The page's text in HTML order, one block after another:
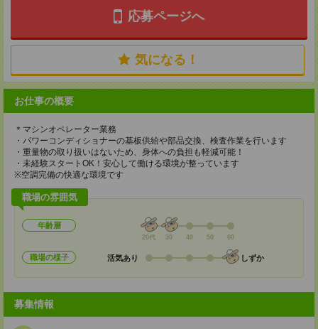
応募ページへ
気になる！
お仕事の概要
＊マシンオペレーター業務
・パワーコンディショナーの基板供給や部品交換、検査作業を行います
・重量物の取り扱いはないため、身体への負担も軽減可能！
・未経験スタートOK！安心して働ける環境が整っています
※空調完備の快適な環境です
職場の雰囲気
年齢層
20代 30 40 50 60
職場の様子 活気あり しずか
募集情報